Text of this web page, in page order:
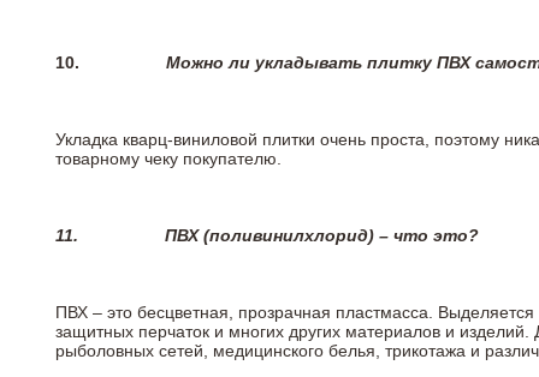
10. Можно ли укладывать плитку ПВХ
Укладка кварц-виниловой плитки очень проста, поэтому
товарному чеку покупателю.
11. ПВХ (поливинилхлорид) – что это?
ПВХ – это бесцветная, прозрачная пластмасса.
защитных перчаток и многих других материалов и
рыболовных сетей, медицинского белья, трикотажа и